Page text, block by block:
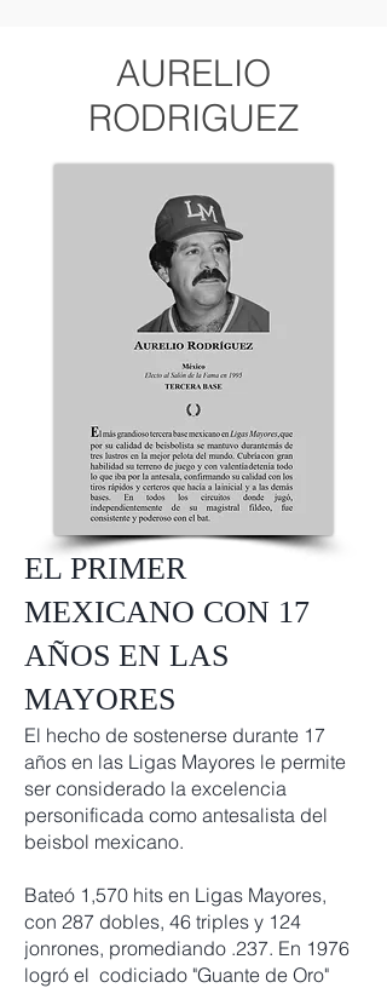
AURELIO
RODRIGUEZ
EL PRIMER
MEXICANO CON 17
AÑOS EN LAS
MAYORES
El hecho de sostenerse durante 17
años en las Ligas Mayores le permite
ser considerado la excelencia
personificada como antesalista del
beisbol mexicano.
Bateó 1,570 hits en Ligas Mayores,
con 287 dobles, 46 triples y 124
jonrones, promediando .237. En 1976
logró el codiciado "Guante de Oro"